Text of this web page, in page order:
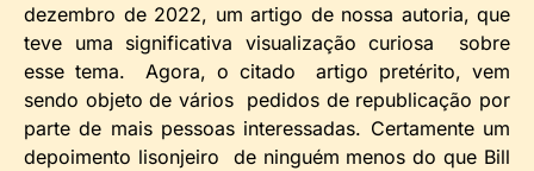
dezembro de 2022, um artigo de nossa autoria, que
teve uma significativa visualização curiosa sobre
esse tema. Agora, o citado artigo pretérito, vem
sendo objeto de vários pedidos de republicação por
parte de mais pessoas interessadas. Certamente um
depoimento lisonjeiro de ninguém menos do que Bill